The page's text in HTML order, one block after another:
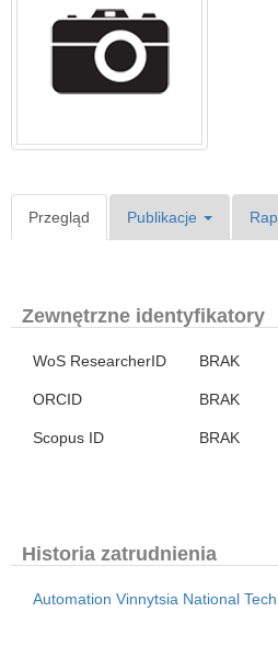
Przegląd Publikacje
Zewnętrzne identyfikatory
WoS ResearcherID BRAK
ORCID BRAK
Scopus ID BRAK
Historia zatrudnienia
Automation Vinnytsia National